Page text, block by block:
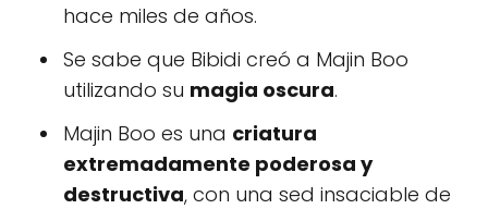
hace miles de años.
Se sabe que Bibidi creó a Majin Boo
utilizando su magia oscura.
Majin Boo es una criatura
extremadamente poderosa y
destructiva, con una sed insaciable de